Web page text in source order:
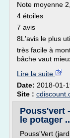
Note moyenne
4 étoiles
7 avis
8L'avis le plus
très facile à
bâche vaut
Lire la suite
Date: 2018-01-
Site :
Pouss'vert
le potager
Pouss'Vert